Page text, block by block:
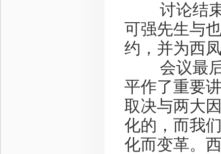
讨论结束
可强先生与
约，并为西
会议最后
平作了重要
取决与两大
化的，而我
化而变革。